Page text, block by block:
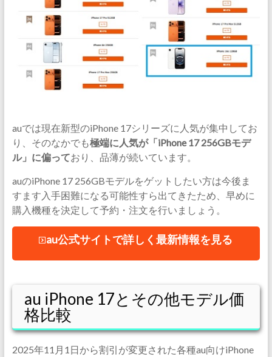
auでは現在新型のiPhone 17シリーズに人気が集中してお
り、そのなかでも極端に人気が「iPhone 17 256GBモデ
ル」に偏っており、品薄が続いています。
auのiPhone 17 256GBモデルをゲットしたい方は今後ま
すます入手困難になる可能性すら出てきたため、早めに
購入機種を決定して予約・注文を行いましょう。
au公式サイトで詳しく最新情報を見る
au iPhone 17とその他モデル価
格比較
2025年11月1日から割引が変更された各種au向けiPhone